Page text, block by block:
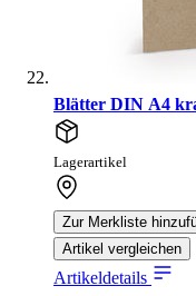
Blätter DIN A4
Lagerartikel
Zur Merkliste
Artikel vergleichen
Artikeldetails